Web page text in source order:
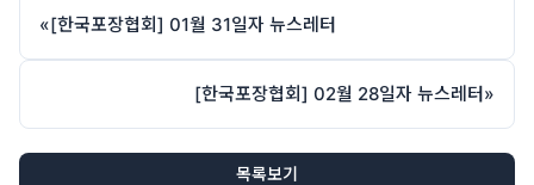
«[한국포장협회] 01월 31일자 뉴스레터
[한국포장협회] 02월 28일자 뉴스레터»
목록보기